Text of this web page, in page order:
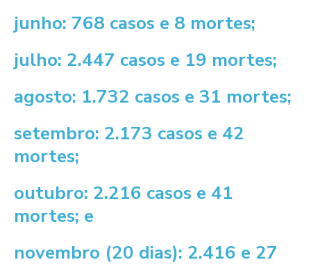
junho: 768 casos e 8 mortes;
julho: 2.447 casos e 19 mortes;
agosto: 1.732 casos e 31 mortes;
setembro: 2.173 casos e 42
mortes;
outubro: 2.216 casos e 41
mortes; e
novembro (20 dias): 2.416 e 27